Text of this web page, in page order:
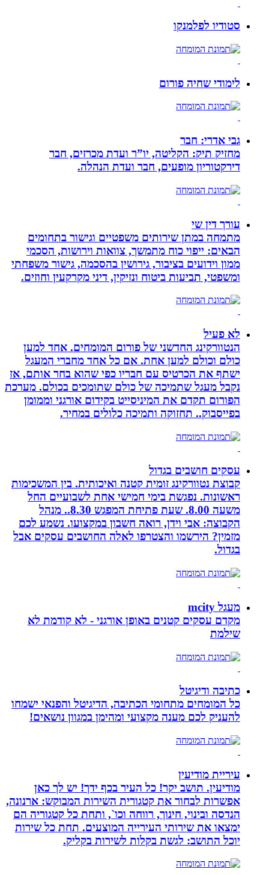
סטודיו לפלמנקו
לימודי שחיה פורום
גבי אדרי: חבר
מחזיק תיק: הקליטה, יו”ר ועדת מכרזים, חבר
דירקטוריון מופעים, חבר ועדת הנהלה.
עורך דין שי
מתמחה במתן שירותים משפטיים וגישור בתחומים
הבאים: ייפוי כוח מתמשך, צוואות וירושות, הסכמי
ממון וידועים בציבור, גירושין בהסכמה, גישור משפחתי
ומשפטי, תביעות ביטוח ונזיקין, דיני מקרקעין וחוזים.
לא פעיל
הנטוורקינג החדשני של פורום המומחים. אחד למען
כולם וכולם למען אחת. אם כל אחד מחברי המעגל
ישתף את הכרטיס עם חבריו כפי שהוא בחר אותם, אז
נקבל מעגל שתמיכה של כולם שתומכים בכולם. מערכת
הפורום תקדם את המיניסייט בקידום אורגני וממומן
בפייסבוק.. תחזוקה ותמיכה כלולים במחיר.
עסקים חושבים בגדול
קבוצת נטוורקינג זומית קטנה ואיכותית. בין המשכימות
ראשונות. נפגשת בימי חמישי אחת לשבועיים החל
משעה 8.00. שעת פתיחת המפגש 8.30.. מנהל
הקבוצה: אבי וידן, רואה חשבון במקצועו. נשמע לכם
מזמין? הירשמו והצטרפו לאלה החושבים עסקים אבל
בגדול.
מעגל mcity
מקדם עסקים קטנים באופן אורגני - לא קודמת לא
שילמת
כתיבה ודיגיטל
כל המומחים מתחומי הכתיבה, הדיגיטל והפנאי ישמחו
להעניק לכם מענה מקצועי ומהימן במגוון נושאים!
עיריית מודיעין
מודיעין. תושב יקר! כל העיר בכף ידך! יש לך כאן
אפשרות לבחור את קטגורית השירות המבוקש: ארנונה,
הנדסה ובינוי, חינוך, רווחה וכו`, ותחת כל קטגוריה הם
ימצאו את שירותי העירייה המוצעים. תחת כל שירות
יוכל התושב: לגשת בקלות לשירות בקליק.